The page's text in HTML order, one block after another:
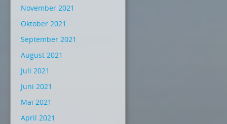
November 2021
Oktober 2021
September 2021
August 2021
Juli 2021
Juni 2021
Mai 2021
April 2021